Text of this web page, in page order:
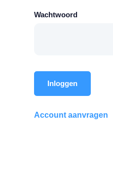
Wachtwoord
Inloggen
Account aanvragen